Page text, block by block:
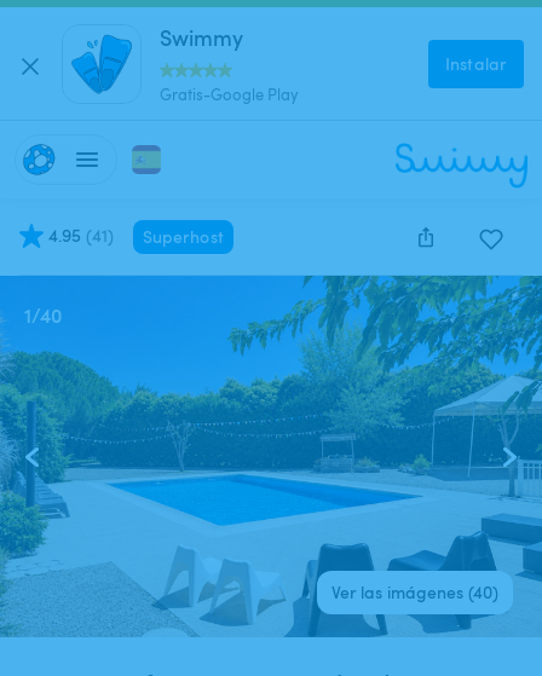
Swimmy
Gratis-Google Play
Instalar
4.95 (41) Superhost
1/40
Ver las imágenes (40)